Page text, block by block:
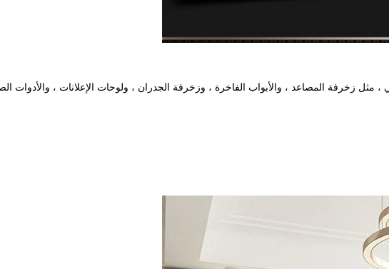
مثل زخرفة المصاعد ، والأبواب الفاخرة ، وزخرفة الجدران ، ولوحات الإعلانات ، والأدوات